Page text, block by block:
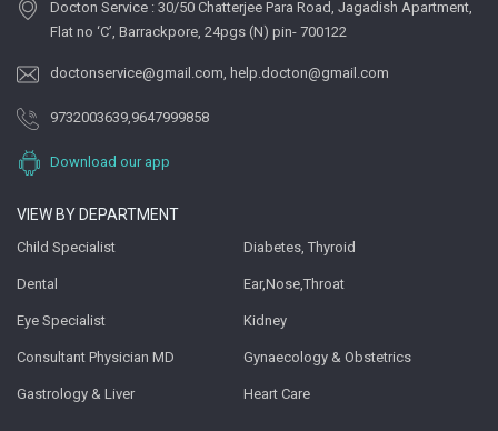
Docton Service : 30/50 Chatterjee Para Road, Jagadish Apartment,
Flat no ‘C’, Barrackpore, 24pgs (N) pin- 700122
doctonservice@gmail.com, help.docton@gmail.com
9732003639,9647999858
Download our app
VIEW BY DEPARTMENT
Child Specialist Diabetes, Thyroid
Dental Ear,Nose,Throat
Eye Specialist Kidney
Consultant Physician MD Gynaecology & Obstetrics
Gastrology & Liver Heart Care